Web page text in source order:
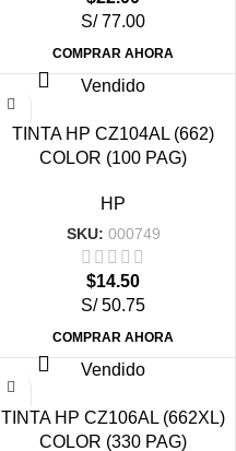
S/ 77.00
COMPRAR AHORA
Vendido
TINTA HP CZ104AL (662)
COLOR (100 PAG)
HP
SKU: 000749
$14.50
S/ 50.75
COMPRAR AHORA
Vendido
TINTA HP CZ106AL (662XL)
COLOR (330 PAG)